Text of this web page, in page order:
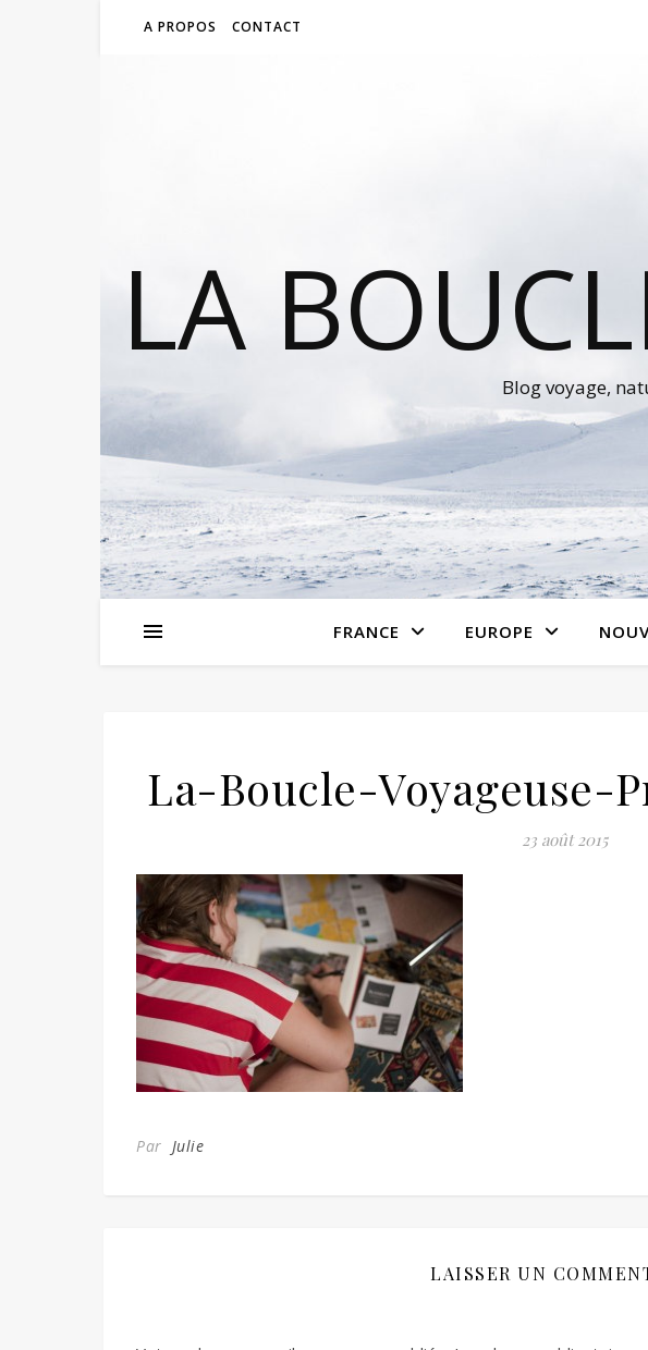
A PROPOS CONTACT
LA
Blog voyage,
FRANCE EUROPE
La-Boucle-Voyageuse-
23 août 2015
Par Julie
LAISSER UN